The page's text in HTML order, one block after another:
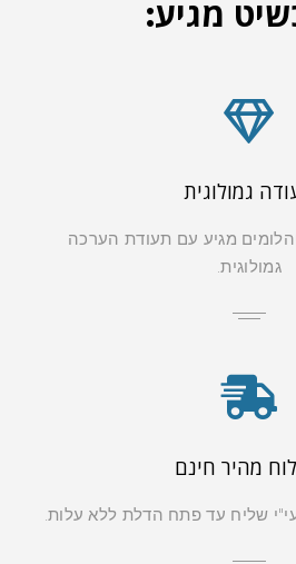
מגיע:
גמולוגית
מגיע עם תעודת הערכה
גמולוגית.
מהיר חינם
שליח עד פתח הדלת ללא עלות.